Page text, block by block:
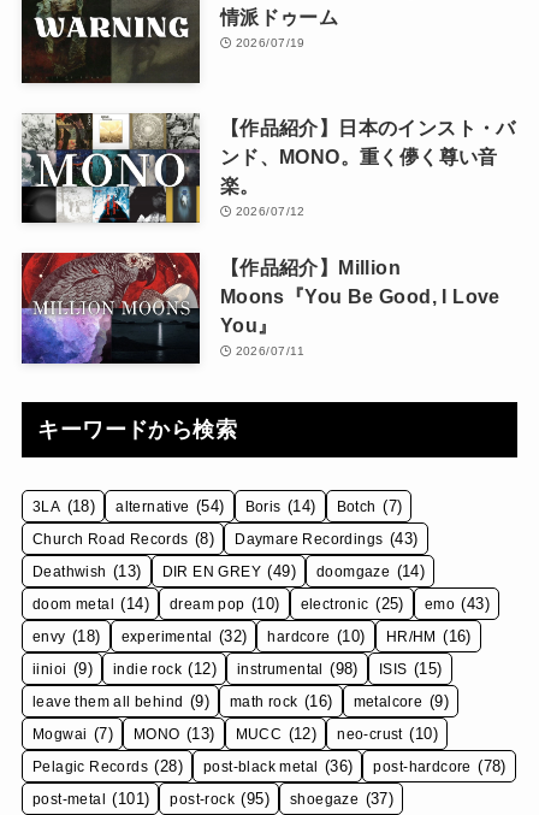
情派ドゥーム
2026/07/19
【作品紹介】日本のインスト・バ
ンド、MONO。重く儚く尊い音
楽。
2026/07/12
【作品紹介】Million
Moons『You Be Good, I Love
You』
2026/07/11
キーワードから検索
3LA (18) alternative (54) Boris (14) Botch (7)
Church Road Records (8) Daymare Recordings (43)
Deathwish (13) DIR EN GREY (49) doomgaze (14)
doom metal (14) dream pop (10) electronic (25) emo (43)
envy (18) experimental (32) hardcore (10) HR/HM (16)
iinioi (9) indie rock (12) instrumental (98) ISIS (15)
leave them all behind (9) math rock (16) metalcore (9)
Mogwai (7) MONO (13) MUCC (12) neo-crust (10)
Pelagic Records (28) post-black metal (36) post-hardcore (78)
post-metal (101) post-rock (95) shoegaze (37)